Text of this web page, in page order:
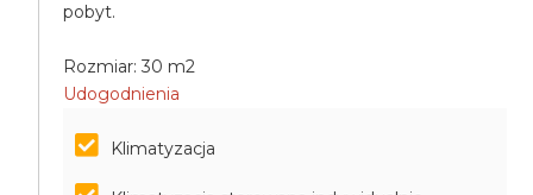
pobyt.
Rozmiar: 30 m2
Udogodnienia
Klimatyzacja